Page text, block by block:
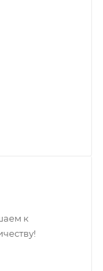
к